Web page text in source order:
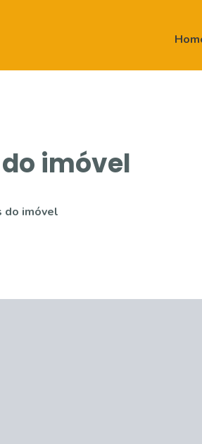
imóvel
do imóvel